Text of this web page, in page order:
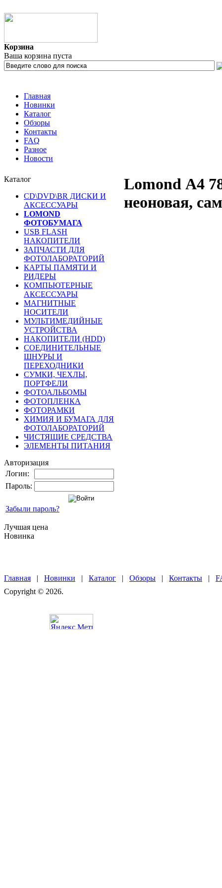
Корзина
Ваша корзина пуста
Главная
Новинки
Каталог
Обзоры
Контакты
FAQ
Разное
Новости
Каталог
CD\DVD\BR ДИСКИ И
АКСЕССУАРЫ
LOMOND
ФОТОБУМАГА
USB FLASH
НАКОПИТЕЛИ
ЗАПЧАСТИ ДЛЯ
ФОТОЛАБОРАТОРИЙ
КАРТЫ ПАМЯТИ И
РИДЕРЫ
КОМПЬЮТЕРНЫЕ
АКСЕССУАРЫ
МАГНИТНЫЕ
НОСИТЕЛИ
МУЛЬТИМЕДИЙНЫЕ
УСТРОЙСТВА
НАКОПИТЕЛИ (HDD)
СОЕДИНИТЕЛЬНЫЕ
ШНУРЫ И
ПЕРЕХОДНИКИ
СУМКИ, ЧЕХЛЫ,
ПОРТФЕЛИ
ФОТОАЛЬБОМЫ
ФОТОПЛЕНКА
ФОТОРАМКИ
ХИМИЯ И БУМАГА ДЛЯ
ФОТОЛАБОРАТОРИЙ
ЧИСТЯЩИЕ СРЕДСТВА
ЭЛЕМЕНТЫ ПИТАНИЯ
Авторизация
Логин:
Пароль:
Забыли пароль?
Лучшая цена
Новинка
Lomond А4
неоновая,
Главная | Новинки | Каталог | Обзоры | Контакты |
Copyright © 2026.